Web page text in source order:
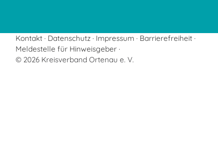
Kontakt Datenschutz Impressum
Barrierefreiheit
Meldestelle für Hinweisgeber
© 2026 Kreisverband Ortenau e. V.